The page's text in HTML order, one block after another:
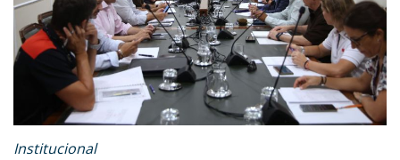
Institucional